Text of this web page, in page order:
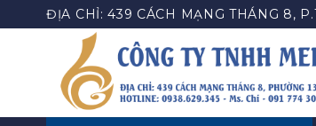
qua
ĐỊA CHỈ: 439 CÁCH MẠNG THÁNG 8,